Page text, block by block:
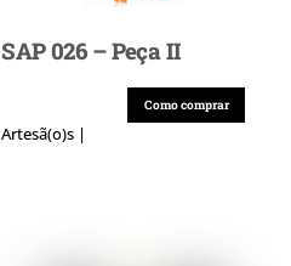
SAP 026 – Peça II
Como comprar
Artesã(o)s |